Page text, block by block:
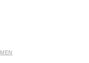
MEN